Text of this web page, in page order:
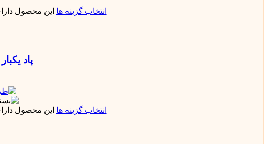
انتخاب گزینه ها این محصول
پاد یکبار مصرف 40000
انتخاب گزینه ها این محصول